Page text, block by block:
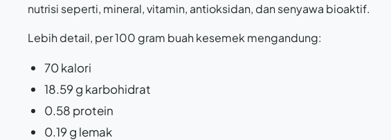
nutrisi seperti, mineral, vitamin, antioksidan, dan senyawa bioaktif.
Lebih detail, per 100 gram buah kesemek mengandung:
70 kalori
18.59 g karbohidrat
0.58 protein
0.19 g lemak